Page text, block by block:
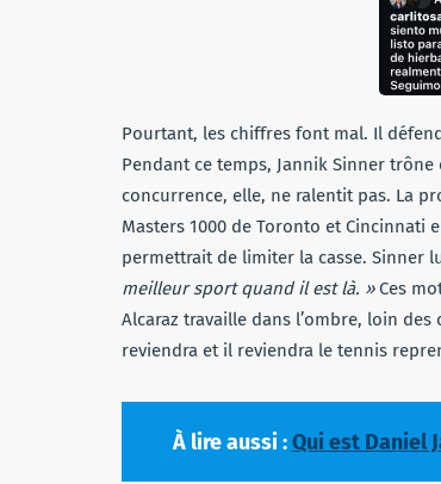
Pourtant, les chiffres font mal. Il
Pendant ce temps, Jannik Sinner trône
concurrence, elle, ne ralentit pas. La
Masters 1000 de Toronto et Cincinnati
permettrait de limiter la casse. Sinner
meilleur sport quand il est là. »Ces
Alcaraz travaille dans l’ombre, loin
reviendra et il reviendra le tennis
À lire aussi :Qui est Daniel